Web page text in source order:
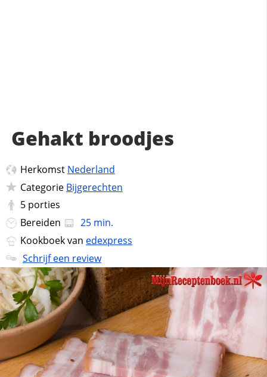
Gehakt broodjes
Herkomst Nederland
Categorie Bijgerechten
5 porties
Bereiden
25 min.
Kookboek van edexpress
Schrijf een review